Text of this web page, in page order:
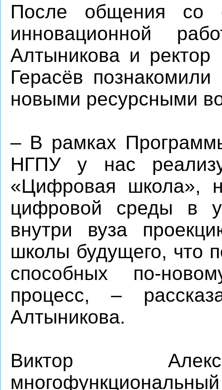
После общения со
инновационной
Алтыникова и
Герасёв
новыми ресурсными
– В рамках Программы
НГПУ у нас
«Цифровая школа»,
цифровой среды в
внутри вуза
школы будущего, что
способных по-
процесс, –
Алтыникова.
Виктор